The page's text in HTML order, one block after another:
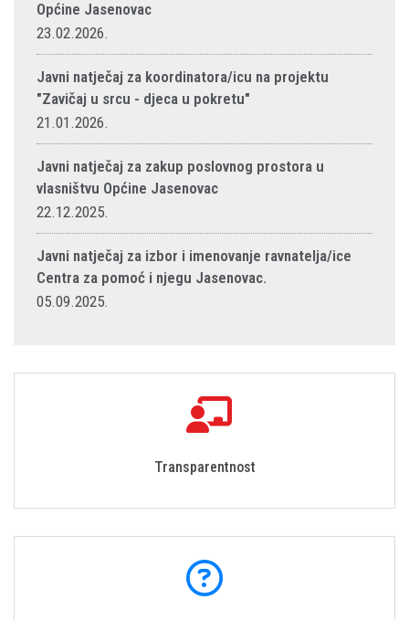
Općine Jasenovac
23.02.2026.
Javni natječaj za koordinatora/icu na projektu
"Zavičaj u srcu - djeca u pokretu"
21.01.2026.
Javni natječaj za zakup poslovnog prostora u
vlasništvu Općine Jasenovac
22.12.2025.
Javni natječaj za izbor i imenovanje ravnatelja/ice
Centra za pomoć i njegu Jasenovac.
05.09.2025.
Transparentnost